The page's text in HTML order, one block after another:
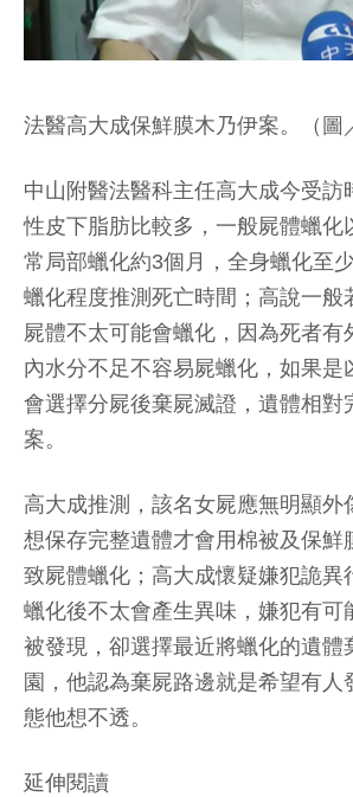
法醫高大成保鮮膜木乃伊案。（圖
中山附醫法醫科主任高大成今受訪
性皮下脂肪比較多，一般屍體蠟化
常局部蠟化約3個月，全身蠟化至
蠟化程度推測死亡時間；高說一般
屍體不太可能會蠟化，因為死者有
內水分不足不容易屍蠟化，如果是
會選擇分屍後棄屍滅證，遺體相對
案。
高大成推測，該名女屍應無明顯外
想保存完整遺體才會用棉被及保鮮
致屍體蠟化；高大成懷疑嫌犯詭異
蠟化後不太會產生異味，嫌犯有可
被發現，卻選擇最近將蠟化的遺體
園，他認為棄屍路邊就是希望有人
態他想不透。
延伸閱讀